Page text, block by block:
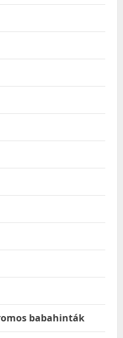
babahinták